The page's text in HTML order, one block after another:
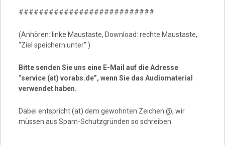
###########################
(Anhören: linke Maustaste, Download: rechte Maustaste,
“Ziel speichern unter” )
Bitte senden Sie uns eine E-Mail auf die Adresse
“service (at) vorabs.de”, wenn Sie das Audiomaterial
verwendet haben.
Dabei entspricht (at) dem gewohnten Zeichen @, wir
müssen aus Spam-Schutzgründen so schreiben.